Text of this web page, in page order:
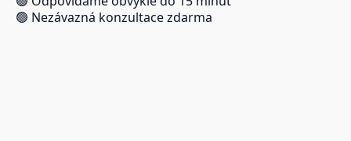
🟢 Nezávazná konzultace zdarma